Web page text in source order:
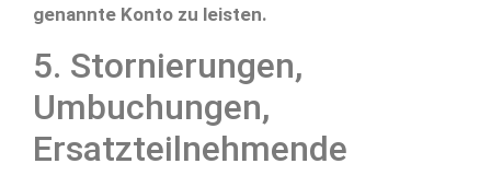
genannte Konto zu leisten.
5. Stornierungen,
Umbuchungen,
Ersatzteilnehmende